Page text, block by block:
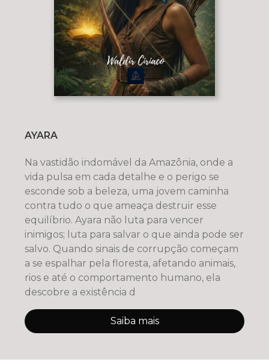
AYARA
Na vastidão indomável da Amazônia, onde a
vida pulsa em cada detalhe e o perigo se
esconde sob a beleza, uma jovem caminha
contra tudo o que ameaça destruir esse
equilíbrio. Ayara não luta para vencer
inimigos; luta para salvar o que ainda pode ser
salvo. Quando sinais de corrupção começam
a se espalhar pela floresta, afetando animais,
rios e até o comportamento humano, ela
descobre a existência d
Saiba mais